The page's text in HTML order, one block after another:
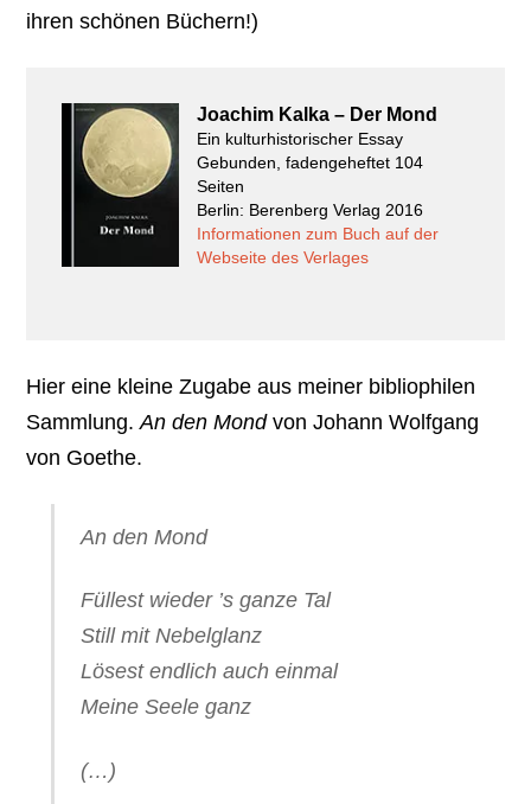
ihren schönen Büchern!)
Joachim Kalka – Der Mond
Ein kulturhistorischer Essay
Gebunden, fadengeheftet 104
Seiten
Berlin: Berenberg Verlag 2016
Informationen zum Buch auf der
Webseite des Verlages
Hier eine kleine Zugabe aus meiner bibliophilen
Sammlung.An den Mondvon Johann Wolfgang
von Goethe.
An den Mond
Füllest wieder ’s ganze Tal
Still mit Nebelglanz
Lösest endlich auch einmal
Meine Seele ganz
(…)